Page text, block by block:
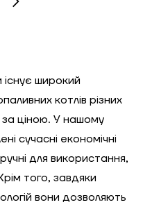
широкий
котлів різних
за ціною. У нашому
сучасні економічні
для використання,
того, завдяки
вони дозволяють